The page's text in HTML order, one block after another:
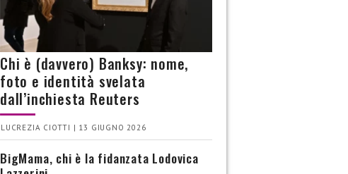
Chi è (davvero) Banksy: nome,
foto e identità svelata
dall’inchiesta Reuters
LUCREZIA CIOTTI | 13 GIUGNO 2026
BigMama, chi è la fidanzata Lodovica